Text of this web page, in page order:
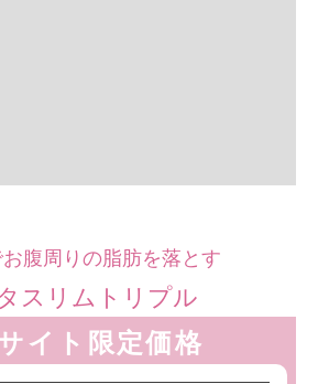
腹周りの脂肪を落とす
スリムトリプル
イト限定価格